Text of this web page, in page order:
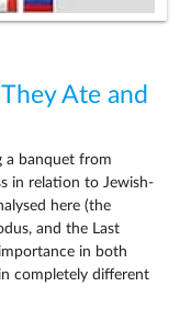
Ate and
a banquet from
in relation to Jewish-
here (the
and the Last
in both
completely different